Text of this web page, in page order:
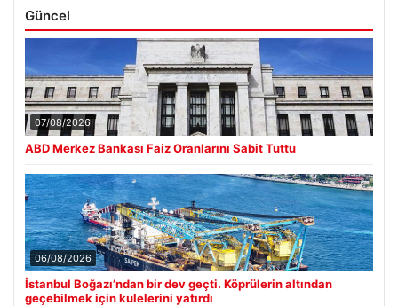
Güncel
07/08/2026
ABD Merkez Bankası Faiz Oranlarını Sabit Tuttu
06/08/2026
İstanbul Boğazı’ndan bir dev geçti. Köprülerin altından
geçebilmek için kulelerini yatırdı